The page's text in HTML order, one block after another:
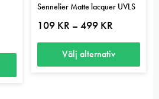
Sennelier Matte lacquer UVLS
109 KR – 499 KRPrisintervall:
109 kr
till
499 kr
Välj alternativ